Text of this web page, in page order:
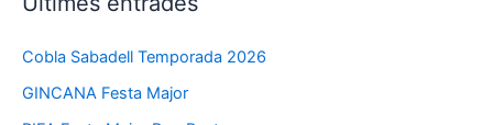
Cobla Sabadell Temporada 2026
GINCANA Festa Major